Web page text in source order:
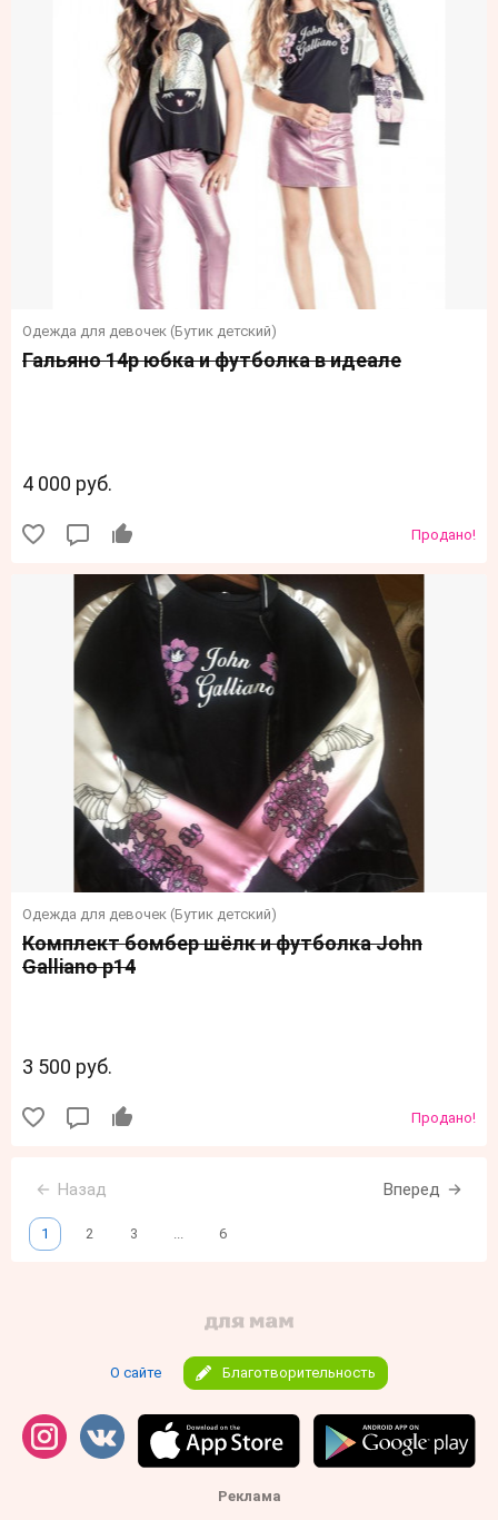
Одежда для девочек (Бутик детский)
Гальяно 14р юбка и футболка в идеале
4 000 руб.
Продано!
Одежда для девочек (Бутик детский)
Комплект бомбер шёлк и футболка John
Galliano р14
3 500 руб.
Продано!
Назад Вперед
1 2 3 ... 6
О сайте Благотворительность
Реклама